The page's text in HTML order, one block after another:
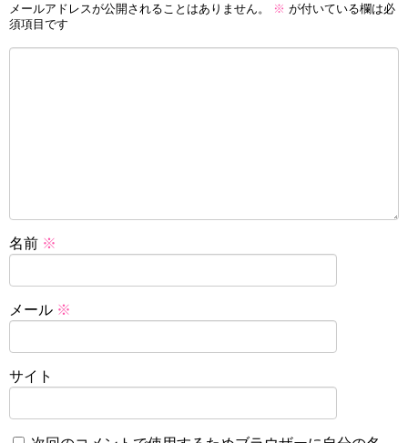
メールアドレスが公開されることはありません。 ※ が付いている欄は必
須項目です
名前 ※
メール ※
サイト